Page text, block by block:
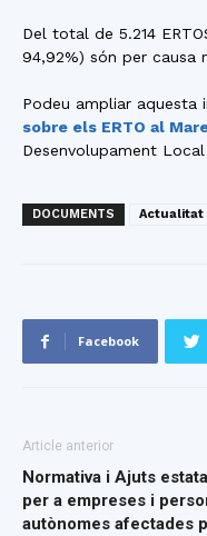
Del total de 5.214
94,92%) són per causa
Podeu ampliar aquesta
sobre els ERTO al
Desenvolupament Local
DOCUMENTS Actualitat
Facebook
Article anterior
Normativa i Ajuts
per a empreses i
autònomes afectades